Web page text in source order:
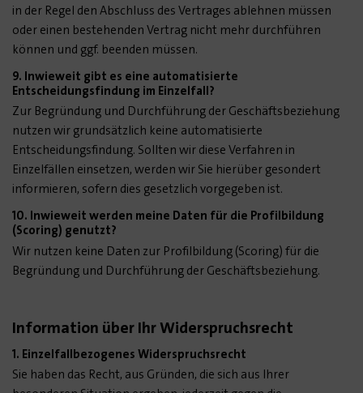
in der Regel den Abschluss des Vertrages ablehnen müssen
oder einen bestehenden Vertrag nicht mehr durchführen
können und ggf. beenden müssen.
9. Inwieweit gibt es eine automatisierte
Entscheidungsfindung im Einzelfall?
Zur Begründung und Durchführung der Geschäftsbeziehung
nutzen wir grundsätzlich keine automatisierte
Entscheidungsfindung. Sollten wir diese Verfahren in
Einzelfällen einsetzen, werden wir Sie hierüber gesondert
informieren, sofern dies gesetzlich vorgegeben ist.
10. Inwieweit werden meine Daten für die Profilbildung
(Scoring) genutzt?
Wir nutzen keine Daten zur Profilbildung (Scoring) für die
Begründung und Durchführung der Geschäftsbeziehung.
Information über Ihr Widerspruchsrecht
1. Einzelfallbezogenes Widerspruchsrecht
Sie haben das Recht, aus Gründen, die sich aus Ihrer